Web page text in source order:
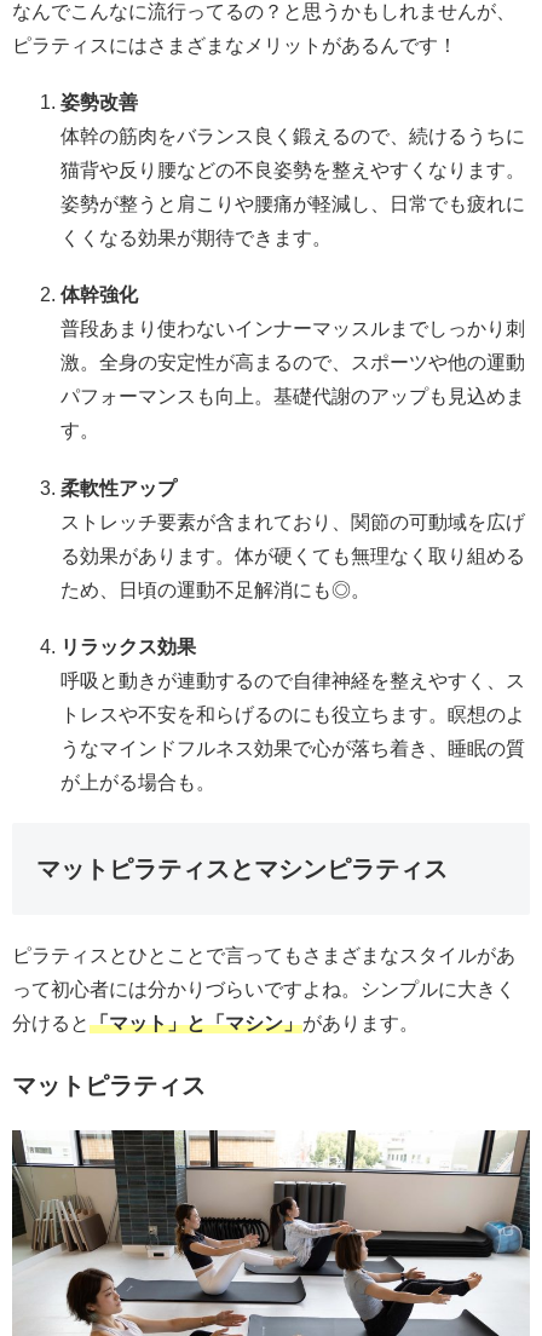
なんでこんなに流行ってるの？と思うかもしれませんが、
ピラティスにはさまざまなメリットがあるんです！
姿勢改善
体幹の筋肉をバランス良く鍛えるので、続けるうちに
猫背や反り腰などの不良姿勢を整えやすくなります。
姿勢が整うと肩こりや腰痛が軽減し、日常でも疲れに
くくなる効果が期待できます。
体幹強化
普段あまり使わないインナーマッスルまでしっかり刺
激。全身の安定性が高まるので、スポーツや他の運動
パフォーマンスも向上。基礎代謝のアップも見込めま
す。
柔軟性アップ
ストレッチ要素が含まれており、関節の可動域を広げ
る効果があります。体が硬くても無理なく取り組める
ため、日頃の運動不足解消にも◎。
リラックス効果
呼吸と動きが連動するので自律神経を整えやすく、ス
トレスや不安を和らげるのにも役立ちます。瞑想のよ
うなマインドフルネス効果で心が落ち着き、睡眠の質
が上がる場合も。
マットピラティスとマシンピラティス
ピラティスとひとことで言ってもさまざまなスタイルがあ
って初心者には分かりづらいですよね。シンプルに大きく
分けると「マット」と「マシン」があります。
マットピラティス